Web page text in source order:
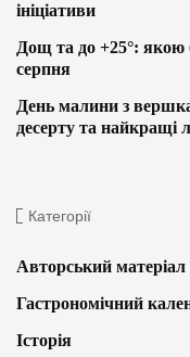
ініціативи
Дощ та до +25°: якою
серпня
День малини з
десерту та найкращі
Категорії
Авторський матеріал
Гастрономічний
Історія